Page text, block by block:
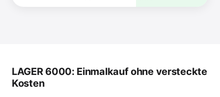
LAGER 6000: Einmalkauf ohne versteckte
Kosten